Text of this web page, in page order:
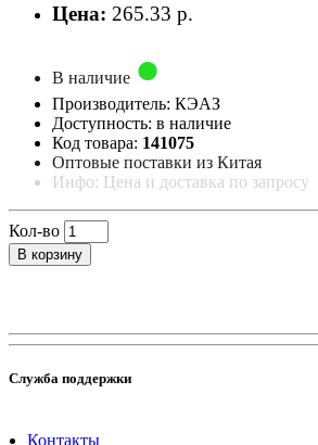
Цена: 265.33 р.
В наличие
Производитель: КЭАЗ
Доступность: в наличие
Код товара: 141075
Оптовые поставки из Китая
Инфо: Цена и доставка по запросу
Кол-во
В корзину
Служба поддержки
Контакты